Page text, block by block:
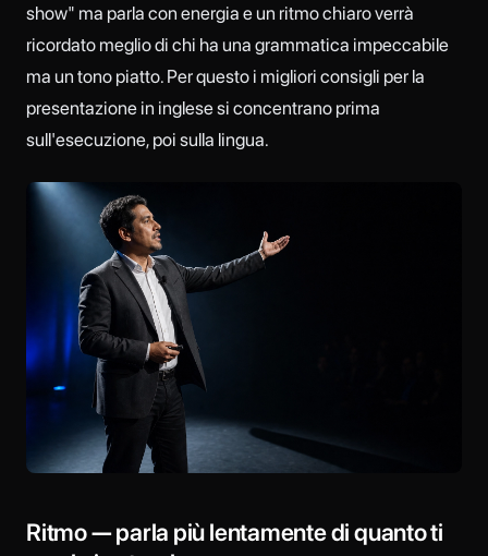
show" ma parla con energia e un ritmo chiaro verrà
ricordato meglio di chi ha una grammatica impeccabile
ma un tono piatto. Per questo i migliori consigli per la
presentazione in inglese si concentrano prima
sull'esecuzione, poi sulla lingua.
Ritmo — parla più lentamente di quanto ti